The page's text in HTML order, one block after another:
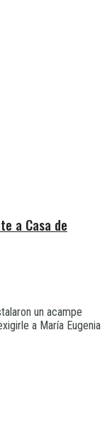
a Casa de
un acampe
a María Eugenia